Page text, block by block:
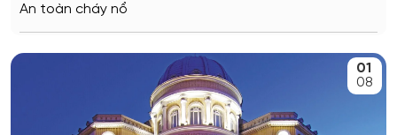
Veliky Novgorod
An toàn cháy nổ
An toàn kỹ thuật và môi trường
An toàn môi trường kỹ thuật
01
08